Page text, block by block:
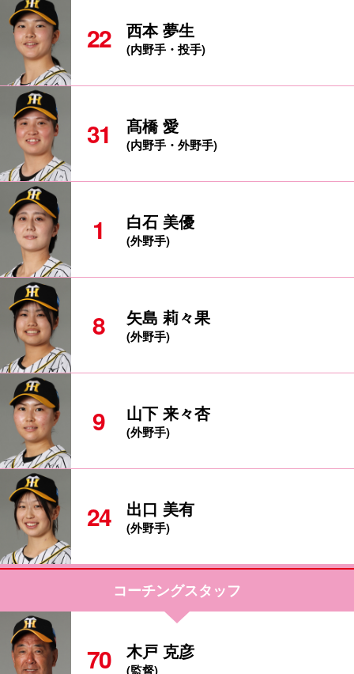
22 西本 夢生
(内野手・投手)
31 髙橋 愛
(内野手・外野手)
1 白石 美優
(外野手)
8 矢島 莉々果
(外野手)
9 山下 来々杏
(外野手)
24 出口 美有
(外野手)
コーチングスタッフ
70 木戸 克彦
(監督)